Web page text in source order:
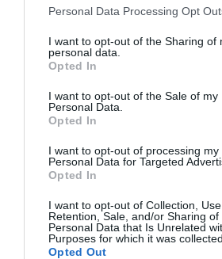
Please note that this website/app uses
not limited to your visit or usage
grant or deny consent to Google and
use your data for below specified
consent section.
Personal Data Processing Opt
I want to opt-out of the Sharing of
personal data.
Opted In
I want to opt-out of the Sale of my
Personal Data.
Opted In
I want to opt-out of processing my
Personal Data for Targeted
Opted In
I want to opt-out of Collection, Use,
Retention, Sale, and/or Sharing of
Personal Data that Is Unrelated
Purposes for which it was collected.
Opted Out
ESET | Δείκτης
Κυβερνοασφάλειας
Αυξημένη
νοημοσύνη